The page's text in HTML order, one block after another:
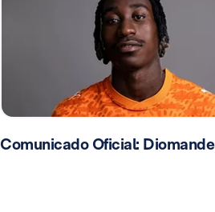
Comunicado Oficial: Diomande